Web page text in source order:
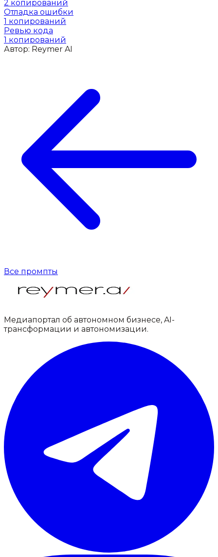
2 копирований
Отладка ошибки
1 копирований
Ревью кода
1 копирований
Автор: Reymer AI
Все промпты
Медиапортал об автономном бизнесе, AI-
трансформации и автономизации.